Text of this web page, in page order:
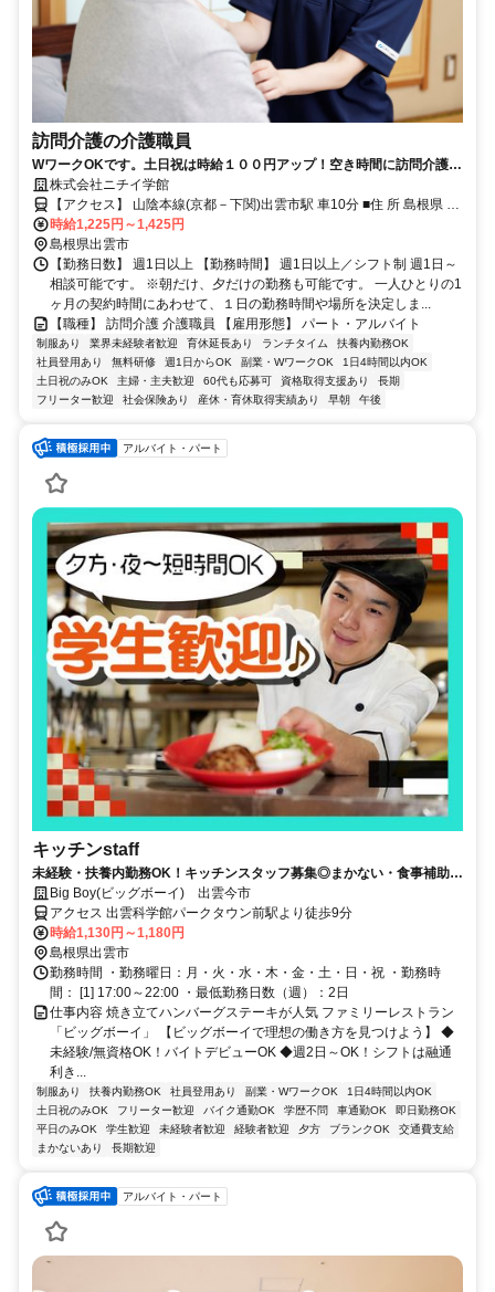
訪問介護の介護職員
WワークOKです。土日祝は時給１００円アップ！空き時間に訪問介護の
お仕事を始めてみませんか？
株式会社ニチイ学館
【アクセス】 山陰本線(京都－下関)出雲市駅 車10分 ■住 所 島根県 出
雲市 大津朝倉3-4-5 ■アクセス 山陰本線(京都－下関)出雲市駅 車10分
時給1,225円～1,425円
島根県出雲市
【勤務日数】 週1日以上 【勤務時間】 週1日以上／シフト制 週1日～
相談可能です。 ※朝だけ、夕だけの勤務も可能です。 一人ひとりの1
ヶ月の契約時間にあわせて、１日の勤務時間や場所を決定しま...
【職種】 訪問介護 介護職員 【雇用形態】 パート・アルバイト
制服あり 業界未経験者歓迎 育休延長あり ランチタイム
扶養内勤務OK
社員登用あり
無料研修 週1日からOK 副業・WワークOK
1日4時間以内OK
土日祝のみOK
主婦・主夫歓迎 60代も応募可 資格取得支援あり
長期
フリーター歓迎
社会保険あり 産休・育休取得実績あり 早朝 午後
アルバイト・パート
キッチンstaff
未経験・扶養内勤務OK！キッチンスタッフ募集◎まかない・食事補助
有！メニューから半額で食べられます！【土日祝勤務歓迎！】
Big Boy(ビッグボーイ) 出雲今市
アクセス 出雲科学館パークタウン前駅より徒歩9分
時給1,130円～1,180円
島根県出雲市
勤務時間 ・勤務曜日：月・火・水・木・金・土・日・祝 ・勤務時
間： [1] 17:00～22:00 ・最低勤務日数（週）：2日
仕事内容 焼き立てハンバーグステーキが人気 ファミリーレストラン
「ビッグボーイ」 【ビッグボーイで理想の働き方を見つけよう】 ◆
未経験/無資格OK！バイトデビューOK ◆週2日～OK！シフトは融通
利き...
制服あり 扶養内勤務OK 社員登用あり 副業・WワークOK
1日4時間以内OK
土日祝のみOK
フリーター歓迎 バイク通勤OK 学歴不問 車通勤OK
即日勤務OK
平日のみOK
学生歓迎 未経験者歓迎 経験者歓迎 夕方 ブランクOK
交通費支給
まかないあり
長期歓迎
アルバイト・パート